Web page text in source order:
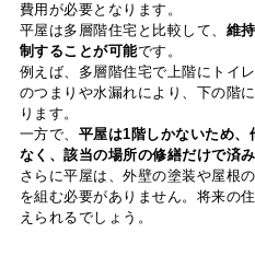
費用が必要となります。
平屋は多層階住宅と比較して、 維
制することが可能です。
例えば、多層階住宅で上階にトイ
のつまりや水漏れにより、下の階
ります。
一方で、 平屋は1階しかないため
なく、該当の場所の修繕だけで済み
さらに平屋は、外壁の塗装や屋根
を組む必要がありません。将来の
えられるでしょう。